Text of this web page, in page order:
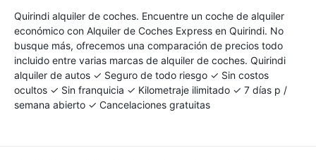
Quirindi alquiler de coches. Encuentre un coche de alquiler
económico con Alquiler de Coches Express en Quirindi. No
busque más, ofrecemos una comparación de precios todo
incluido entre varias marcas de alquiler de coches. Quirindi
alquiler de autos ✓ Seguro de todo riesgo ✓ Sin costos
ocultos ✓ Sin franquicia ✓ Kilometraje ilimitado ✓ 7 días p /
semana abierto ✓ Cancelaciones gratuitas